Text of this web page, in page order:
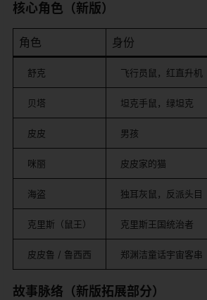
核心角色（新版）
角色 身份
舒克 飞行员鼠，红直升机
贝塔 坦克手鼠，绿坦克
皮皮 男孩
咪丽 皮皮家的猫
海盗 独耳灰鼠，反派头目
克里斯（鼠王） 克里斯王国统治者
皮皮鲁 / 鲁西西 郑渊洁童话宇宙客串
故事脉络（新版拓展部分）